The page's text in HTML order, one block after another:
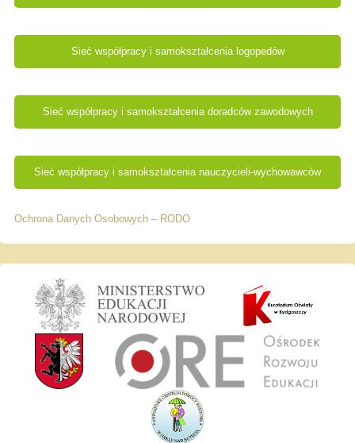
Sieć współpracy i samokształcenia logopedów
Sieć współpracy i samokształcenia doradców zawodowych
Sieć współpracy i samokształcenia nauczycieli-wychowawców
Ochrona Danych Osobowych – RODO